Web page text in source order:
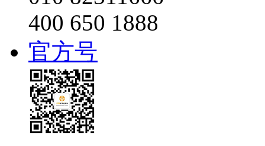
400 650 1888
官方号